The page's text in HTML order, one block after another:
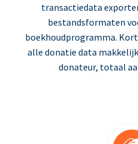
transactiedata
bestandsformaten
boekhoudprogramma.
alle donatie data
donateur, totaal